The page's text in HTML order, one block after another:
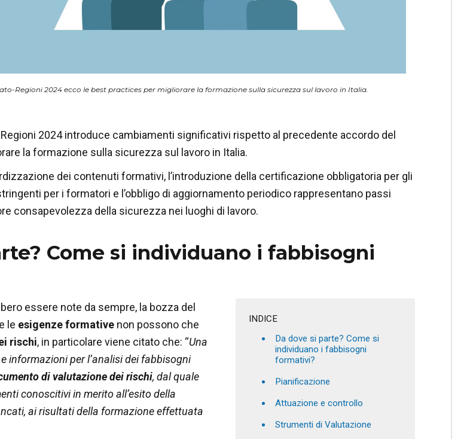
Regioni 2024 ecco le best practices per migliorare la formazione sulla sicurezza sul lavoro in Italia.
Regioni 2024 introduce cambiamenti significativi rispetto al precedente accordo del
la formazione sulla sicurezza sul lavoro in Italia.
dei contenuti formativi, l’introduzione della certificazione obbligatoria per gli
per i formatori e l’obbligo di aggiornamento periodico rappresentano passi
consapevolezza della sicurezza nei luoghi di lavoro.
Come si individuano i fabbisogni
INDICE
Da dove si parte? Come si
individuano i fabbisogni
formativi?
Pianificazione
Attuazione e controllo
Strumenti di Valutazione
essere note da sempre, la bozza del
le esigenze formativenon possono che
rischi, in particolare viene citato che: “Una
informazioni per l’analisi dei fabbisogni
di valutazione dei rischi, dal quale
conoscitivi in merito all’esito della
ai risultati della formazione effettuata